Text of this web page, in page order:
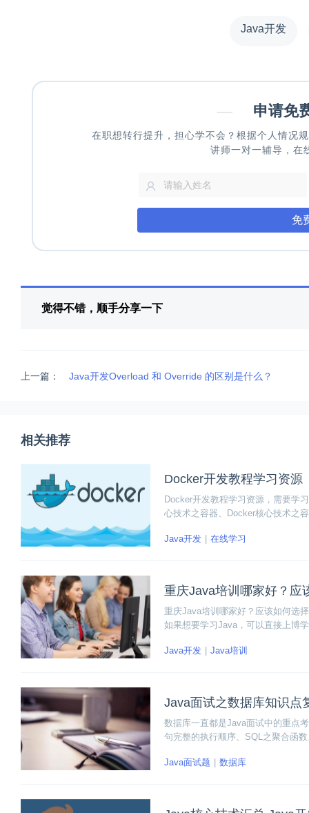
Java开发
— 申请免
在职想转行提升，担心学不会？根据个人情况
讲师一对一辅导，在
免
觉得不错，顺手分享一下
上一篇： Java开发Overload 和 Override 的区别是什么？
相关推荐
Docker开发教程学习资源
Docker开发教程学习资源，需要学
心技术之容器、Docker核心技术之
Java开发
在线学习
重庆Java培训哪家好？应
重庆Java培训哪家好？应该如何选
如果想要学习Java，可以直接上博
大家选择培训机构时，可以参照考
Java开发 Java培训
Java面试之数据库知识点
数据库一直都是Java面试中的重点
句完整的执行顺序、SQL之聚合函
Java面试题
数据库